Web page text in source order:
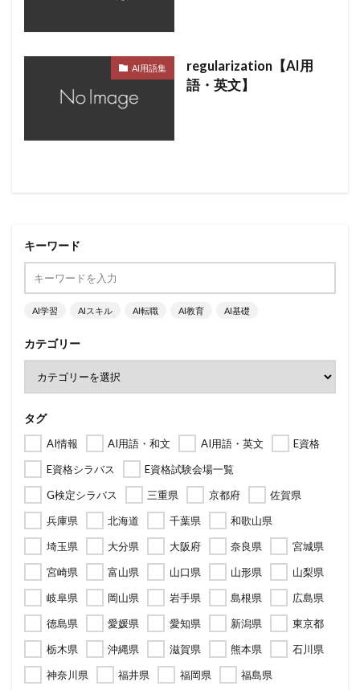
AI用語集
regularization【AI用
語・英文】
キーワード
AI学習 AIスキル AI転職 AI教育 AI基礎
カテゴリー
タグ
AI情報 AI用語・和文 AI用語・英文
E資格
E資格シラバス
E資格試験会場一覧
G検定シラバス
三重県 京都府
佐賀県
兵庫県
北海道 千葉県
和歌山県
埼玉県
大分県 大阪府 奈良県
宮城県
宮崎県
富山県 山口県 山形県
山梨県
岐阜県
岡山県 岩手県 島根県
広島県
徳島県
愛媛県 愛知県 新潟県
東京都
栃木県
沖縄県 滋賀県 熊本県
石川県
神奈川県
福井県 福岡県 福島県